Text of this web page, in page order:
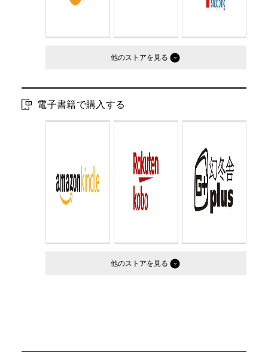
他のストア
電子書籍で購入する
他のストア